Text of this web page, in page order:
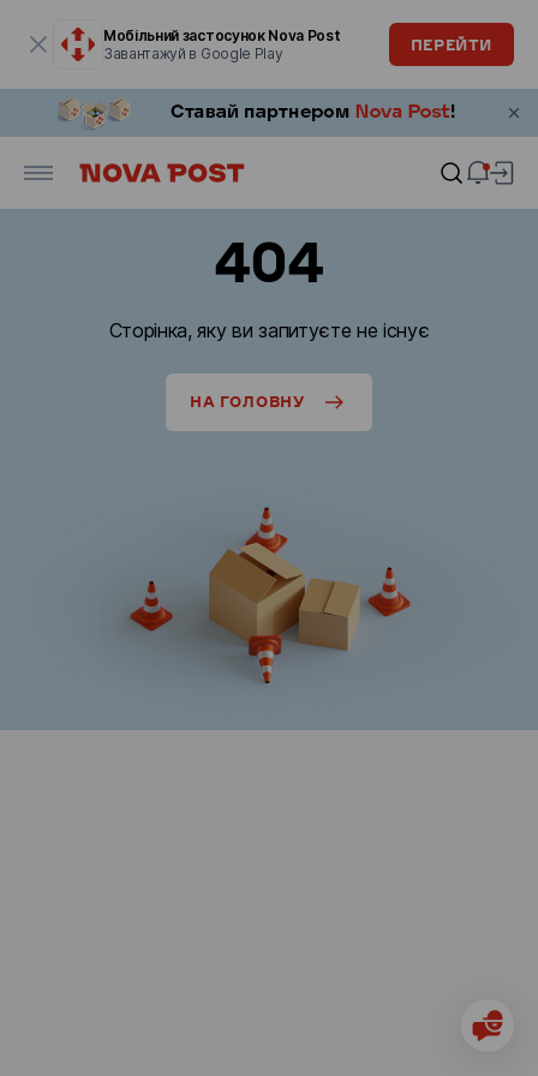
Мобільний застосунок Nova Post
Завантажуй в Google Play
ПЕРЕЙТИ
404
Сторінка, яку ви запитуєте не існує
НА ГОЛОВНУ